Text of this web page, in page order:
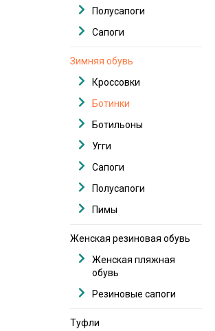
Полусапоги
Сапоги
Зимняя обувь
Кроссовки
Ботинки
Ботильоны
Угги
Сапоги
Полусапоги
Пимы
Женская резиновая обувь
Женская пляжная
обувь
Резиновые сапоги
Туфли